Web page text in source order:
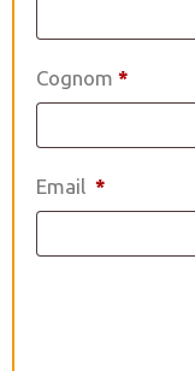
Cognom *
Email *